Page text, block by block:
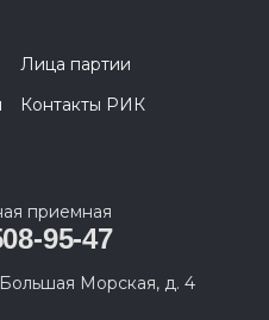
Лица партии
Контакты РИК
приемная
95-47
Большая Морская, д. 4